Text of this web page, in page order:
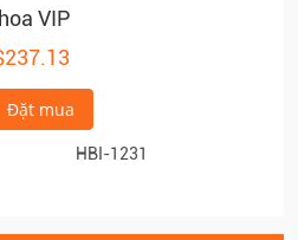
VIP
Đặt mua
HBI-1231